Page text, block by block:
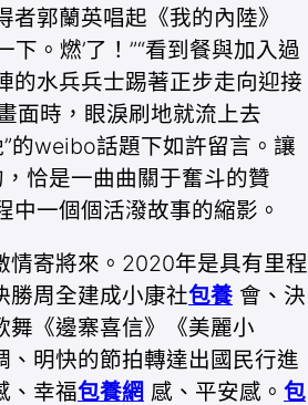
者郭蘭英唱起《我的內陸》
下。燃’了！”“看到餐與加入過
的水兵兵士踢著正步走向迎接
面時，眼淚刷地就流上去
”的weibo話題下如許留言。讓
，恰是一曲曲關于奮斗的贊
中一個個活潑故事的縮影。
寄將來。2020年是具有里程
勝周全建成小康社包養 會、決
舞《邊寨喜信》《美麗小
、明快的節拍轉達出國民行進
、幸福包養網 感、平安感。 包